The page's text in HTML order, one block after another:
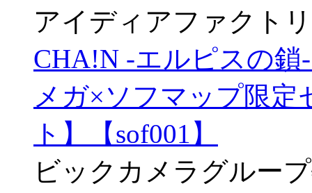
アイディアファクト
CHA!N -エルピスの
メガ×ソフマップ限定
ト】【sof001】
ビックカメラグルー